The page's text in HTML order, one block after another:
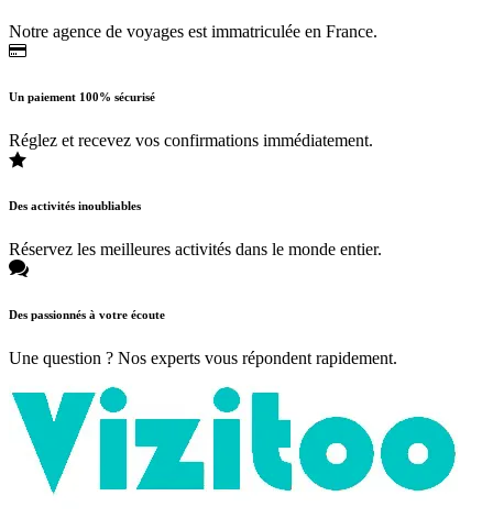
Notre agence de voyages est immatriculée en France.
Un paiement 100% sécurisé
Réglez et recevez vos confirmations immédiatement.
Des activités inoubliables
Réservez les meilleures activités dans le monde entier.
Des passionnés à votre écoute
Une question ? Nos experts vous répondent rapidement.